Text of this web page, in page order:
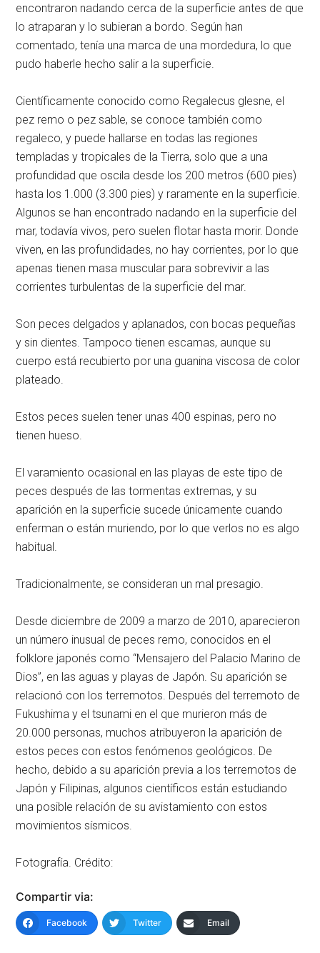
encontraron nadando cerca de la superficie antes de que
lo atraparan y lo subieran a bordo. Según han
comentado, tenía una marca de una mordedura, lo que
pudo haberle hecho salir a la superficie.
Científicamente conocido como Regalecus glesne, el
pez remo o pez sable, se conoce también como
regaleco, y puede hallarse en todas las regiones
templadas y tropicales de la Tierra, solo que a una
profundidad que oscila desde los 200 metros (600 pies)
hasta los 1.000 (3.300 pies) y raramente en la superficie.
Algunos se han encontrado nadando en la superficie del
mar, todavía vivos, pero suelen flotar hasta morir. Donde
viven, en las profundidades, no hay corrientes, por lo que
apenas tienen masa muscular para sobrevivir a las
corrientes turbulentas de la superficie del mar.
Son peces delgados y aplanados, con bocas pequeñas
y sin dientes. Tampoco tienen escamas, aunque su
cuerpo está recubierto por una guanina viscosa de color
plateado.
Estos peces suelen tener unas 400 espinas, pero no
tienen hueso.
El varamiento ocasional en las playas de este tipo de
peces después de las tormentas extremas, y su
aparición en la superficie sucede únicamente cuando
enferman o están muriendo, por lo que verlos no es algo
habitual.
Tradicionalmente, se consideran un mal presagio.
Desde diciembre de 2009 a marzo de 2010, aparecieron
un número inusual de peces remo, conocidos en el
folklore japonés como “Mensajero del Palacio Marino de
Dios”, en las aguas y playas de Japón. Su aparición se
relacionó con los terremotos. Después del terremoto de
Fukushima y el tsunami en el que murieron más de
20.000 personas, muchos atribuyeron la aparición de
estos peces con estos fenómenos geológicos. De
hecho, debido a su aparición previa a los terremotos de
Japón y Filipinas, algunos científicos están estudiando
una posible relación de su avistamiento con estos
movimientos sísmicos.
Fotografía. Crédito:
Compartir via:
Facebook Twitter Email